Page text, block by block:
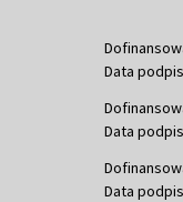
Data
Data
Data